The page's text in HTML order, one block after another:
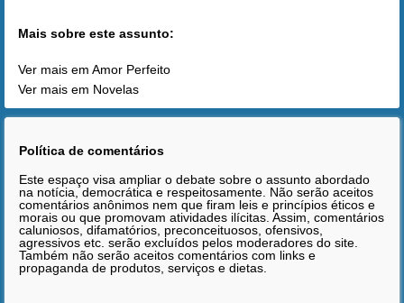
Mais sobre este assunto:
Ver mais em Amor Perfeito
Ver mais em Novelas
Política de comentários
Este espaço visa ampliar o debate sobre o assunto abordado
na notícia, democrática e respeitosamente. Não serão aceitos
comentários anônimos nem que firam leis e princípios éticos e
morais ou que promovam atividades ilícitas. Assim, comentários
caluniosos, difamatórios, preconceituosos, ofensivos,
agressivos etc. serão excluídos pelos moderadores do site.
Também não serão aceitos comentários com links e
propaganda de produtos, serviços e dietas.